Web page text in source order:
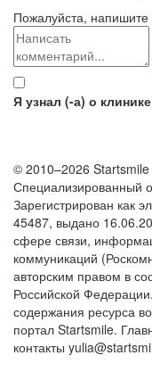
Пожалуйста,
Я узнал (-а) о
© 2010–2026 Startsmile
Специализированный
Зарегистрирован
45487, выдано
сфере связи,
коммуникаций
авторским правом в
Российской
содержания ресурса
портал Startsmile.
контакты